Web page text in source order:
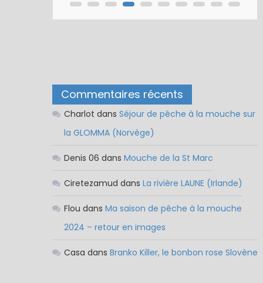
Commentaires récents
Charlot dans Séjour de pêche à la mouche sur
la GLOMMA (Norvège)
Denis 06 dans Mouche de la St Marc
Ciretezamud dans La rivière LAUNE (Irlande)
Flou dans Ma saison de pêche à la mouche
2024 – retour en images
Casa dans Branko Killer, le bonbon rose Slovène